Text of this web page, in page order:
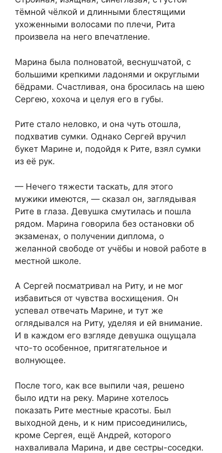
тёмной чёлкой и длинными блестящими
ухоженными волосами по плечи, Рита
произвела на него впечатление.
Марина была полноватой, веснушчатой, с
большими крепкими ладонями и округлыми
бёдрами. Счастливая, она бросилась на шею
Сергею, хохоча и целуя его в губы.
Рите стало неловко, и она чуть отошла,
подхватив сумки. Однако Сергей вручил
букет Марине и, подойдя к Рите, взял сумки
из её рук.
— Нечего тяжести таскать, для этого
мужики имеются, — сказал он, заглядывая
Рите в глаза. Девушка смутилась и пошла
рядом. Марина говорила без остановки об
экзаменах, о получении диплома, о
желанной свободе от учёбы и новой работе в
местной школе.
А Сергей посматривал на Риту, и не мог
избавиться от чувства восхищения. Он
успевал отвечать Марине, и тут же
оглядывался на Риту, уделяя и ей внимание.
И в каждом его взгляде девушка ощущала
что-то особенное, притягательное и
волнующее.
После того, как все выпили чая, решено
было идти на реку. Марине хотелось
показать Рите местные красоты. Был
выходной день, и к ним присоединились,
кроме Сергея, ещё Андрей, которого
нахваливала Марина, и две сестры-соседки.